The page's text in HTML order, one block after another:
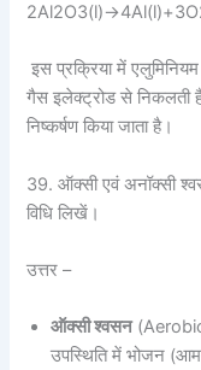
इस प्रक्रिया में
गैस इलेक्ट्रोड से निकलती
निष्कर्षण किया जाता है।
39. ऑक्सी एवं अनॉक्सी
विधि लिखें।
उत्तर –
ऑक्सी श्वसन
उपस्थिति में भोजन